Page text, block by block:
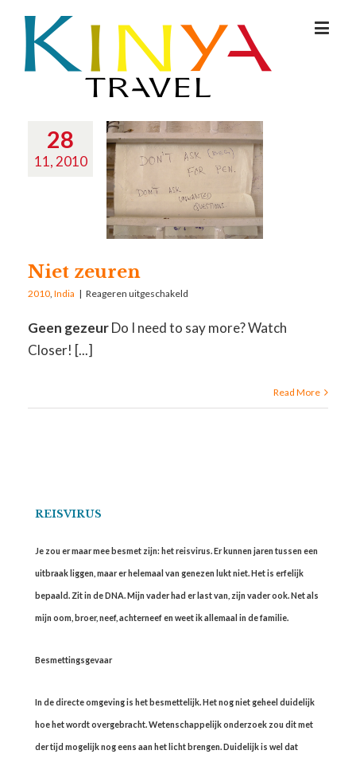
28
11, 2010
Niet zeuren
2010 ,India | Reageren uitgeschakeld
Geen gezeurDo I need to say more? Watch
Closer! [...]
Read More
REISVIRUS
Je zou er maar mee besmet zijn: het reisvirus. Er kunnen jaren tussen een
uitbraak liggen, maar er helemaal van genezen lukt niet. Het is erfelijk
bepaald. Zit in de DNA. Mijn vader had er last van, zijn vader ook. Net als
mijn oom, broer, neef, achterneef en weet ik allemaal in de familie.
Besmettingsgevaar
In de directe omgeving is het besmettelijk. Het nog niet geheel duidelijk
hoe het wordt overgebracht. Wetenschappelijk onderzoek zou dit met
der tijd mogelijk nog eens aan het licht brengen. Duidelijk is wel dat